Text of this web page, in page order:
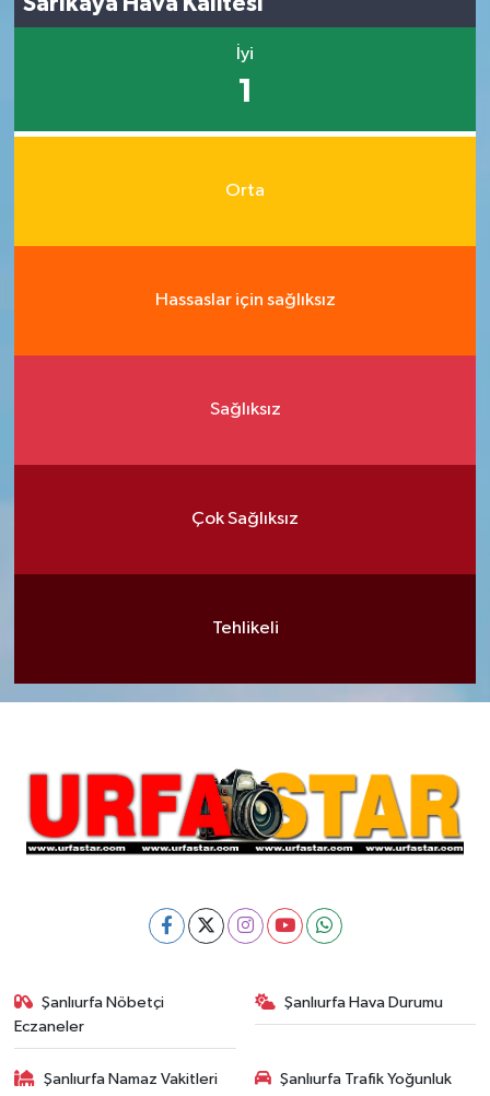
İyi
1
Orta
Hassaslar için sağlıksız
Sağlıksız
Çok Sağlıksız
Tehlikeli
Şanlıurfa Nöbetçi
Eczaneler
Şanlıurfa Hava Durumu
Şanlıurfa Namaz Vakitleri
Şanlıurfa Trafik Yoğunluk